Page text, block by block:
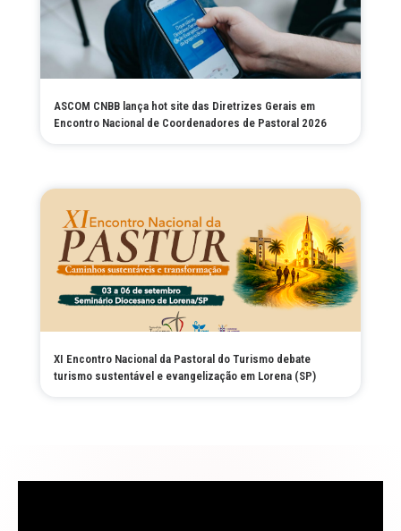
ASCOM CNBB lança hot site das Diretrizes Gerais em
Encontro Nacional de Coordenadores de Pastoral 2026
XI Encontro Nacional da Pastoral do Turismo debate
turismo sustentável e evangelização em Lorena (SP)